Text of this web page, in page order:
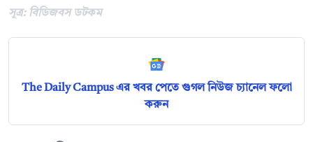
সূত্র: বিডিজবস ডটকম
The Daily Campus এর খবর পেতে গুগল নিউজ চ্যানেল ফলো
করুন